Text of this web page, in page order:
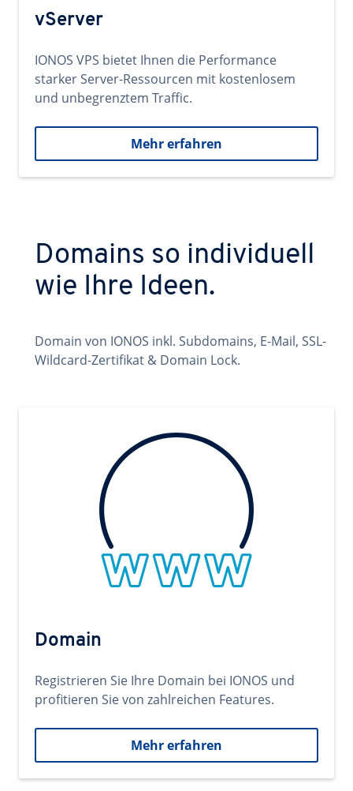
vServer
IONOS VPS bietet Ihnen die Performance
starker Server-Ressourcen mit kostenlosem
und unbegrenztem Traffic.
Mehr erfahren
Domains so individuell
wie Ihre Ideen.
Domain von IONOS inkl. Subdomains, E-Mail, SSL-
Wildcard-Zertifikat & Domain Lock.
Domain
Registrieren Sie Ihre Domain bei IONOS und
profitieren Sie von zahlreichen Features.
Mehr erfahren